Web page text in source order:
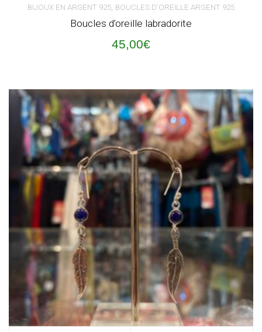
BIJOUX EN ARGENT 925, BOUCLES D'OREILLE ARGENT 925
Boucles d’oreille labradorite
45,00€